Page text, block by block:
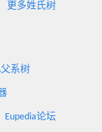
更多姓氏树
父系树
Eupedia论坛